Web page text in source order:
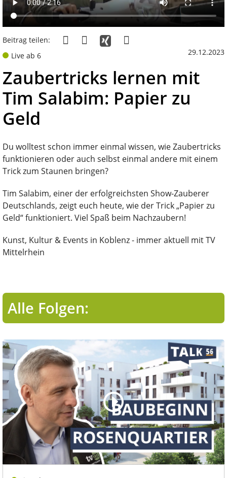
Beitrag teilen:
Live ab 6
29.12.2023
Zaubertricks lernen mit
Tim Salabim: Papier zu
Geld
Du wolltest schon immer einmal wissen, wie Zaubertricks
funktionieren oder auch selbst einmal andere mit einem
Trick zum Staunen bringen?
Tim Salabim, einer der erfolgreichsten Show-Zauberer
Deutschlands, zeigt euch heute, wie der Trick „Papier zu
Geld“ funktioniert. Viel Spaß beim Nachzaubern!
Kunst, Kultur & Events in Koblenz - immer aktuell mit TV
Mittelrhein
Alle Folgen: